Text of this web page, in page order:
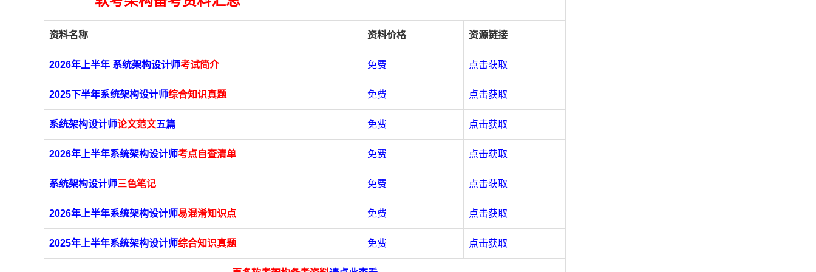
资料名称 资料价格 资源链接
2026年上半年 系统架构设计师考试简介 免费 点击获取
2025下半年系统架构设计师综合知识真题 免费 点击获取
系统架构设计师论文范文五篇 免费 点击获取
2026年上半年系统架构设计师考点自查清单 免费 点击获取
系统架构设计师三色笔记 免费 点击获取
2026年上半年系统架构设计师易混淆知识点 免费 点击获取
2025年上半年系统架构设计师综合知识真题 免费 点击获取